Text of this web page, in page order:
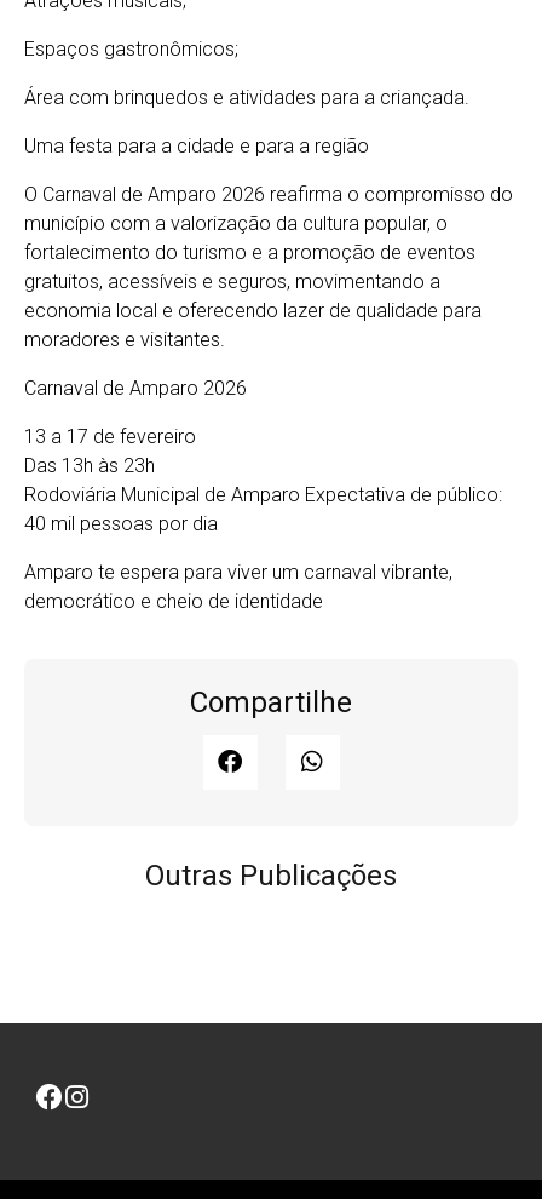
Espaços gastronômicos;
Área com brinquedos e atividades para a criançada.
Uma festa para a cidade e para a região
O Carnaval de Amparo 2026 reafirma o compromisso do
município com a valorização da cultura popular, o
fortalecimento do turismo e a promoção de eventos
gratuitos, acessíveis e seguros, movimentando a
economia local e oferecendo lazer de qualidade para
moradores e visitantes.
Carnaval de Amparo 2026
13 a 17 de fevereiro
Das 13h às 23h
Rodoviária Municipal de Amparo Expectativa de público:
40 mil pessoas por dia
Amparo te espera para viver um carnaval vibrante,
democrático e cheio de identidade
Compartilhe
Outras Publicações